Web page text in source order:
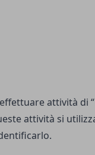
attività di
attività si